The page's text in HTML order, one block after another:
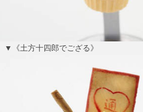
▼《土方十四郎でござる》